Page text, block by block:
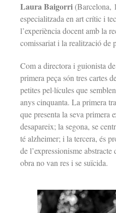
Laura Baigorri (Barcelona,
especialitzada en art crític i
l’experiència docent amb la
comissariat i la realització de
Com a directora i guionista
primera peça són tres cartes
petites pel·lícules que
anys cinquanta. La primera
que presenta la seva primera
desapareix; la segona, se
té alzheimer; i la tercera, és
de l’expressionisme
obra no van res i se suïcida.